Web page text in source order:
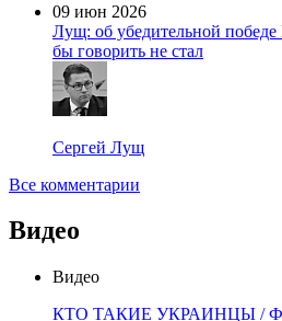
09 июн 2026
Лущ: об убедительной
бы говорить не стал
Сергей Лущ
Все комментарии
Видео
Видео
КТО ТАКИЕ УКРАИНЦЫ /